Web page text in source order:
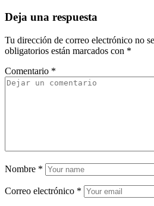
Deja una respuesta
Tu dirección de correo electrónico no
obligatorios están marcados con *
Comentario *
Nombre *
Correo electrónico *